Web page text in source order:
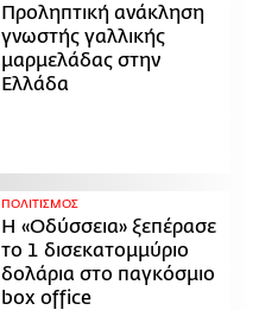
Προληπτική ανάκληση
γνωστής γαλλικής
μαρμελάδας στην
Ελλάδα
ΠΟΛΙΤΙΣΜΟΣ
Η «Οδύσσεια» ξεπέρασε
το 1 δισεκατομμύριο
δολάρια στο παγκόσμιο
box office